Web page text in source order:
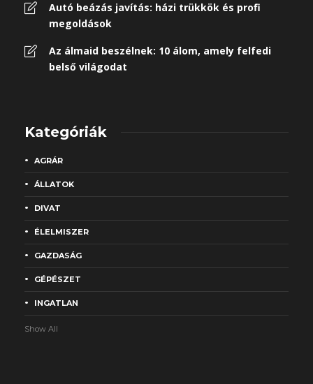
Autó beázás javítás: házi trükkök és profi
megoldások
Az álmaid beszélnek: 10 álom, amely felfedi
belső világodat
Kategóriák
AGRÁR
ÁLLATOK
DIVAT
ÉLELMISZER
GAZDASÁG
GÉPÉSZET
INGATLAN
Show All